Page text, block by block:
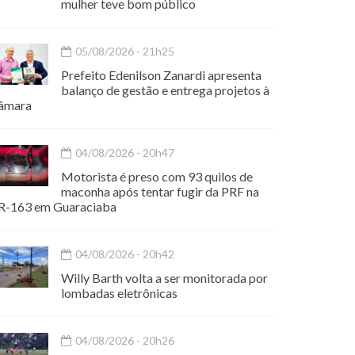
mulher teve bom público
05/08/2026 - 21h25
Prefeito Edenilson Zanardi apresenta
balanço de gestão e entrega projetos à
04/08/2026 - 20h47
Motorista é preso com 93 quilos de
maconha após tentar fugir da PRF na
163 em Guaraciaba
04/08/2026 - 20h42
Willy Barth volta a ser monitorada por
lombadas eletrônicas
04/08/2026 - 20h26